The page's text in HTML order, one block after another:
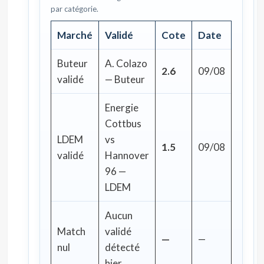
par catégorie.
Marché Validé Cote Date
Buteur
validé
A. Colazo
— Buteur
2.6 09/08
LDEM
validé
Energie
Cottbus
vs
Hannover
96 —
LDEM
1.5 09/08
Match
nul
Aucun
validé
détecté
— —